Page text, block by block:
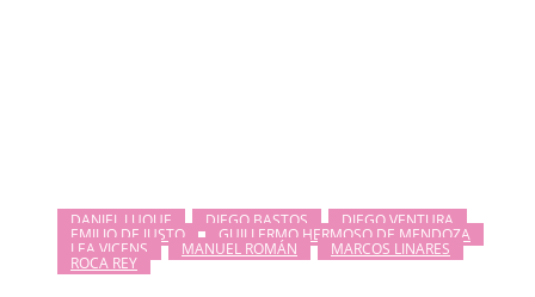
DANIEL LUQUE DIEGO BASTOS DIEGO VENTURA
EMILIO DE JUSTO GUILLERMO HERMOSO DE MENDOZA
LEA VICENS MANUEL ROMÁN MARCOS LINARES
ROCA REY